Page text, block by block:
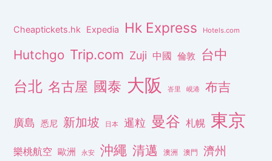
Cheaptickets.hk Expedia Hk Express Hotels.com
Hutchgo Trip.com Zuji 中國 倫敦 台中
台北 名古屋 國泰 大阪 峇里 峴港 布吉
廣島 悉尼 新加坡 日本 暹粒 曼谷 札幌 東京
樂桃航空 歐洲 永安 沖繩 清邁 澳洲 澳門 濟州